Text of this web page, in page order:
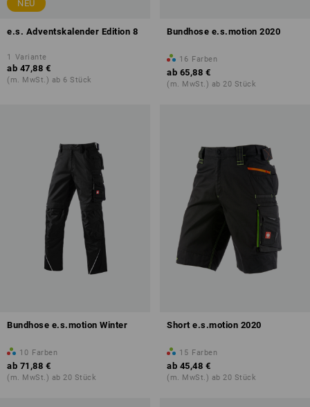
NEU
e.s. Adventskalender Edition 8
1 Variante
ab 47,88 €
(m. MwSt.) ab 6 Stück
Bundhose e.s.motion 2020
16 Farben
ab 65,88 €
(m. MwSt.) ab 20 Stück
Bundhose e.s.motion Winter
10 Farben
ab 71,88 €
(m. MwSt.) ab 20 Stück
Short e.s.motion 2020
15 Farben
ab 45,48 €
(m. MwSt.) ab 20 Stück